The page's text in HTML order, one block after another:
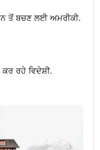
ਤੋਂ ਬਚਣ ਲਈ ਅਮਰੀਕੀ.
ਰਹੇ ਵਿਦੇਸ਼ੀ.